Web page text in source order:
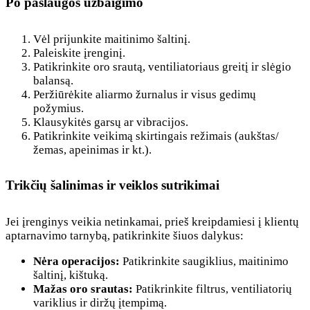
Vėl prijunkite maitinimo šaltinį.
Paleiskite įrenginį.
Patikrinkite oro srautą, ventiliatoriaus greitį ir slėgio
balansą.
Peržiūrėkite aliarmo žurnalus ir visus gedimų
požymius.
Klausykitės garsų ar vibracijos.
Patikrinkite veikimą skirtingais režimais (aukštas/
žemas, apeinimas ir kt.).
Trikčių šalinimas ir veiklos sutrikimai
Jei įrenginys veikia netinkamai, prieš kreipdamiesi į klientų
aptarnavimo tarnybą, patikrinkite šiuos dalykus:
Nėra operacijos: Patikrinkite saugiklius, maitinimo
šaltinį, kištuką.
Mažas oro srautas: Patikrinkite filtrus, ventiliatorių
variklius ir diržų įtempimą.